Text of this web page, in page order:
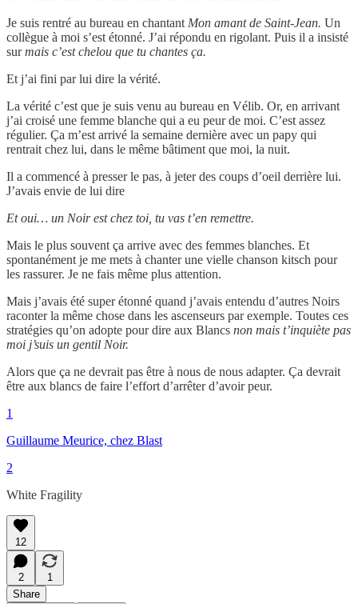
Je suis rentré au bureau en chantant Mon amant de Saint-Jean. Un
collègue à moi s’est étonné. J’ai répondu en rigolant. Puis il a insisté
surmais c’est chelou que tu chantes ça.
Et j’ai fini par lui dire la vérité.
La vérité c’est que je suis venu au bureau en Vélib. Or, en arrivant
j’ai croisé une femme blanche qui a eu peur de moi. C’est assez
régulier. Ça m’est arrivé la semaine dernière avec un papy qui
rentrait chez lui, dans le même bâtiment que moi, la nuit.
Il a commencé à presser le pas, à jeter des coups d’oeil derrière lui.
J’avais envie de lui dire
Et oui… un Noir est chez toi, tu vas t’en remettre.
Mais le plus souvent ça arrive avec des femmes blanches. Et
spontanément je me mets à chanter une vielle chanson kitsch pour
les rassurer. Je ne fais même plus attention.
Mais j’avais été super étonné quand j’avais entendu d’autres Noirs
raconter la même chose dans les ascenseurs par exemple. Toutes ces
stratégies qu’on adopte pour dire aux Blancs non mais t’inquiète pas
moi j’suis un gentil Noir.
Alors que ça ne devrait pas être à nous de nous adapter. Ça devrait
être aux blancs de faire l’effort d’arrêter d’avoir peur.
1
Guillaume Meurice, chez Blast
2
White Fragility
12
2
1
Share